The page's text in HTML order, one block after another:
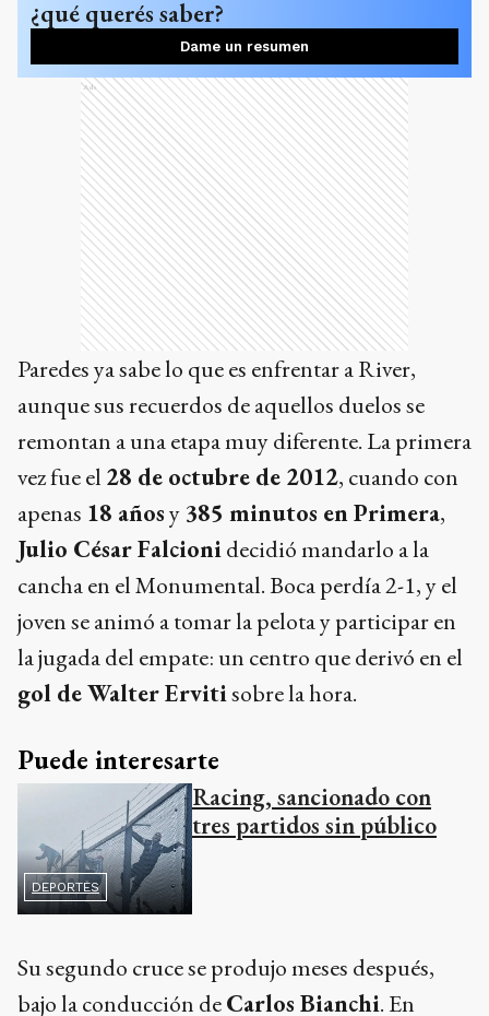
Paredes ya sabe lo que es enfrentar a River,
aunque sus recuerdos de aquellos duelos se
remontan a una etapa muy diferente. La primera
vez fue el28 de octubre de 2012, cuando con
apenas18 añosy385 minutos en Primera
Julio César Falcioni decidió mandarlo a la
cancha en el Monumental. Boca perdía 2-1, y el
joven se animó a tomar la pelota y participar en
la jugada del empate: un centro que derivó en el
gol de Walter Ervitisobre la hora.
Puede interesarte
DEPORTES
Racing, sancionado con
tres partidos sin público
Su segundo cruce se produjo meses después,
bajo la conducción de
aquella ocasión ingresó en el segundo tiempo,
en reemplazo deLautaro Acosta, en un
Superclásico cerrado que culminó1-1 en La